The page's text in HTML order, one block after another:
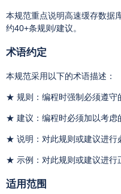
本规范重点说明高速缓存数据
约40+条规则/建议。
术语约定
本规范采用以下的术语描述：
★ 规则：编程时强制必须遵守
★ 建议：编程时必须加以考虑
★ 说明：对此规则或建议进行
★ 示例：对此规则或建议进行
适用范围